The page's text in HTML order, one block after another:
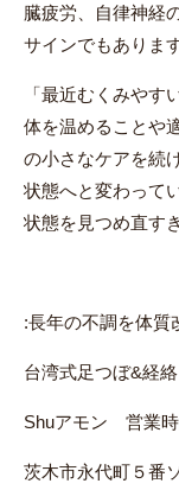
臓疲労、自律神経
サインでもあります
「最近むくみや
体を温めることや
の小さなケアを続
状態へと変わって
状態を見つめ直す
:長年の不調を体質
台湾式足つぼ&経絡
Shuアモン 営業
茨木市永代町５番